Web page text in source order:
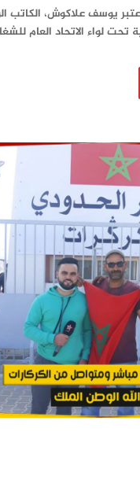
يوسف علاكوش، الكاتب
تحت لواء الاتحاد العام